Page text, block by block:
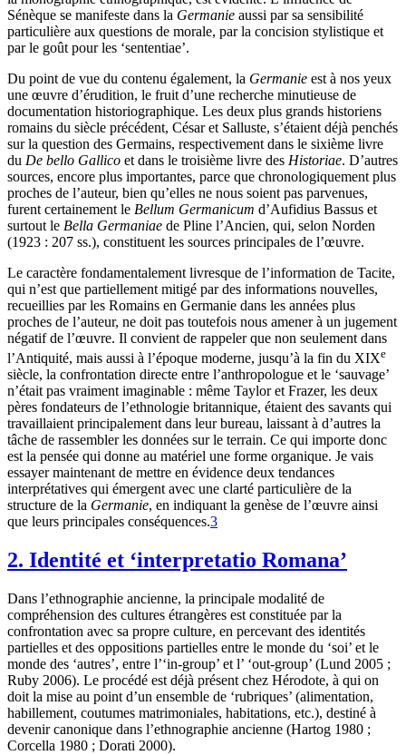
Sénèque se manifeste dans la Germanie aussi par sa sensibilité
particulière aux questions de morale, par la concision stylistique et
par le goût pour les ‘sententiae’.
Du point de vue du contenu également, la Germanie est à nos yeux
une œuvre d’érudition, le fruit d’une recherche minutieuse de
documentation historiographique. Les deux plus grands historiens
romains du siècle précédent, César et Salluste, s’étaient déjà penchés
sur la question des Germains, respectivement dans le sixième livre
du De bello Gallico et dans le troisième livre des Historiae. D’autres
sources, encore plus importantes, parce que chronologiquement plus
proches de l’auteur, bien qu’elles ne nous soient pas parvenues,
furent certainement le Bellum Germanicum d’Aufidius Bassus et
surtout le Bella Germaniae de Pline l’Ancien, qui, selon Norden
(1923 : 207 ss.), constituent les sources principales de l’œuvre.
Le caractère fondamentalement livresque de l’information de Tacite,
qui n’est que partiellement mitigé par des informations nouvelles,
recueillies par les Romains en Germanie dans les années plus
proches de l’auteur, ne doit pas toutefois nous amener à un jugement
négatif de l’œuvre. Il convient de rappeler que non seulement dans
l’Antiquité, mais aussi à l’époque moderne, jusqu’à la fin du XIXe
siècle, la confrontation directe entre l’anthropologue et le ‘sauvage’
n’était pas vraiment imaginable : même Taylor et Frazer, les deux
pères fondateurs de l’ethnologie britannique, étaient des savants qui
travaillaient principalement dans leur bureau, laissant à d’autres la
tâche de rassembler les données sur le terrain. Ce qui importe donc
est la pensée qui donne au matériel une forme organique. Je vais
essayer maintenant de mettre en évidence deux tendances
interprétatives qui émergent avec une clarté particulière de la
structure de la Germanie, en indiquant la genèse de l’œuvre ainsi
que leurs principales conséquences.3
2. Identité et ‘interpretatio Romana’
Dans l’ethnographie ancienne, la principale modalité de
compréhension des cultures étrangères est constituée par la
confrontation avec sa propre culture, en percevant des identités
partielles et des oppositions partielles entre le monde du ‘soi’ et le
monde des ‘autres’, entre l’‘in-group’ et l’ ‘out-group’ (Lund 2005 ;
Ruby 2006). Le procédé est déjà présent chez Hérodote, à qui on
doit la mise au point d’un ensemble de ‘rubriques’ (alimentation,
habillement, coutumes matrimoniales, habitations, etc.), destiné à
devenir canonique dans l’ethnographie ancienne (Hartog 1980 ;
Corcella 1980 ; Dorati 2000).